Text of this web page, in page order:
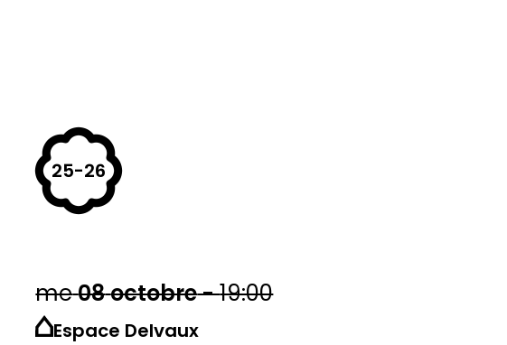
25-26
me08octobre-19:00
Espace Delvaux